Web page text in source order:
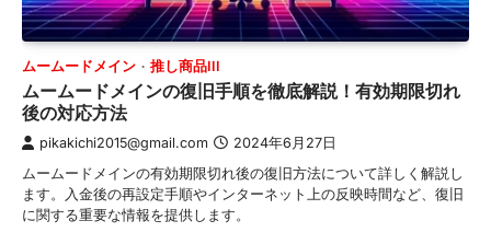
ムームードメイン 推し商品III
ムームードメインの復旧手順を徹底解説！有効期限切れ
後の対応方法
pikakichi2015@gmail.com 2024年6月27日
ムームードメインの有効期限切れ後の復旧方法について詳しく解説し
ます。入金後の再設定手順やインターネット上の反映時間など、復旧
に関する重要な情報を提供します。